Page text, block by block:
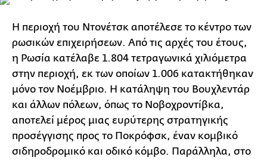
Η περιοχή του Ντονέτσκ αποτέλεσε το κέντρο των
ρωσικών επιχειρήσεων. Από τις αρχές του έτους,
η Ρωσία κατέλαβε 1.804 τετραγωνικά χιλιόμετρα
στην περιοχή, εκ των οποίων 1.006 κατακτήθηκαν
μόνο τον Νοέμβριο. Η κατάληψη του Βουχλεντάρ
και άλλων πόλεων, όπως το Νοβοχροντίβκα,
αποτελεί μέρος μιας ευρύτερης στρατηγικής
προσέγγισης προς το Ποκρόφσκ, έναν κομβικό
σιδηροδρομικό και οδικό κόμβο. Παράλληλα, στο